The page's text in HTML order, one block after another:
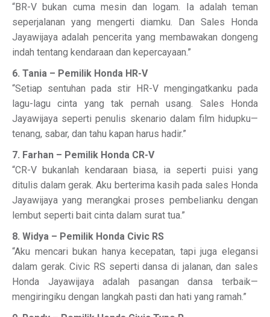
“BR-V bukan cuma mesin dan logam. Ia adalah teman
seperjalanan yang mengerti diamku. Dan Sales Honda
Jayawijaya adalah pencerita yang membawakan dongeng
indah tentang kendaraan dan kepercayaan.”
6. Tania – Pemilik Honda HR-V
“Setiap sentuhan pada stir HR-V mengingatkanku pada
lagu-lagu cinta yang tak pernah usang. Sales Honda
Jayawijaya seperti penulis skenario dalam film hidupku—
tenang, sabar, dan tahu kapan harus hadir.”
7. Farhan – Pemilik Honda CR-V
“CR-V bukanlah kendaraan biasa, ia seperti puisi yang
ditulis dalam gerak. Aku berterima kasih pada sales Honda
Jayawijaya yang merangkai proses pembelianku dengan
lembut seperti bait cinta dalam surat tua.”
8. Widya – Pemilik Honda Civic RS
“Aku mencari bukan hanya kecepatan, tapi juga elegansi
dalam gerak. Civic RS seperti dansa di jalanan, dan sales
Honda Jayawijaya adalah pasangan dansa terbaik—
mengiringiku dengan langkah pasti dan hati yang ramah.”